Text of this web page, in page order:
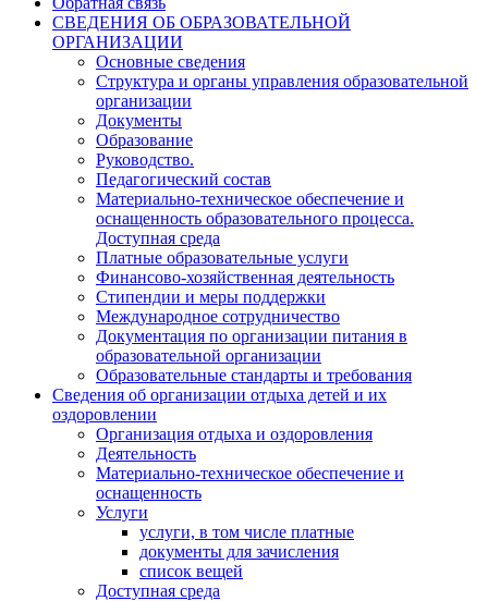
СВЕДЕНИЯ ОБ ОБРАЗОВАТЕЛЬНОЙ
ОРГАНИЗАЦИИ
Основные сведения
Структура и органы управления образовательной
организации
Документы
Образование
Руководство.
Педагогический состав
Материально-техническое обеспечение и
оснащенность образовательного процесса.
Доступная среда
Платные образовательные услуги
Финансово-хозяйственная деятельность
Стипендии и меры поддержки
Международное сотрудничество
Документация по организации питания в
образовательной организации
Образовательные стандарты и требования
Сведения об организации отдыха детей и их
оздоровлении
Организация отдыха и оздоровления
Деятельность
Материально-техническое обеспечение и
оснащенность
Услуги
услуги, в том числе платные
документы для зачисления
список вещей
Доступная среда